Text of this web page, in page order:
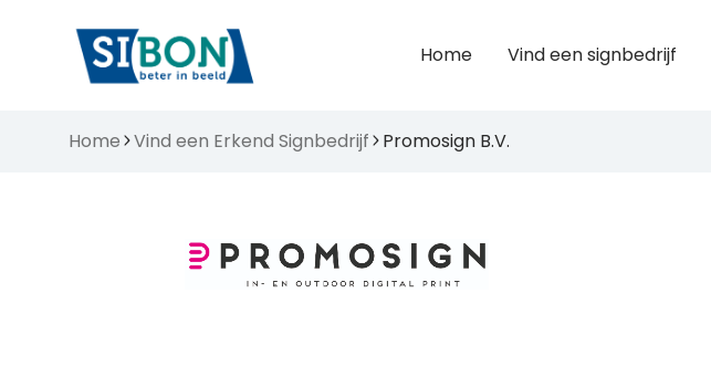
Home Vind een signbedrijf
Home Vind een Erkend Signbedrijf Promosign B.V.